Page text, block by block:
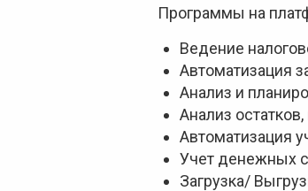
Программы на
Ведение
Автоматизация
Анализ и
Анализ
Автоматизация
Учет денежных
Загрузка/